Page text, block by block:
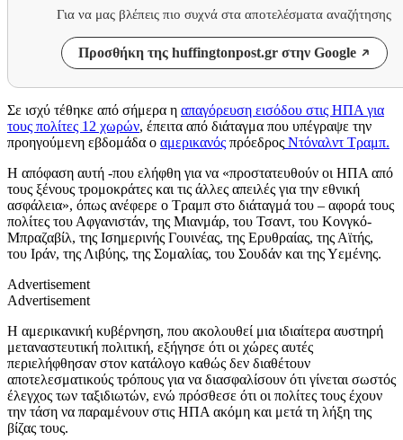
Για να μας βλέπεις πιο συχνά στα αποτελέσματα αναζήτησης
Προσθήκη της huffingtonpost.gr στην Google
Σε ισχύ τέθηκε από σήμερα η απαγόρευση εισόδου στις ΗΠΑ για
τους πολίτες 12 χωρών, έπειτα από διάταγμα που υπέγραψε την
προηγούμενη εβδομάδα ο αμερικανός πρόεδρος Ντόναλντ Τραμπ.
Η απόφαση αυτή -που ελήφθη για να «προστατευθούν οι ΗΠΑ από
τους ξένους τρομοκράτες και τις άλλες απειλές για την εθνική
ασφάλεια», όπως ανέφερε ο Τραμπ στο διάταγμά του – αφορά τους
πολίτες του Αφγανιστάν, της Μιανμάρ, του Τσαντ, του Κονγκό-
Μπραζαβίλ, της Ισημερινής Γουινέας, της Ερυθραίας, της Αϊτής,
του Ιράν, της Λιβύης, της Σομαλίας, του Σουδάν και της Υεμένης.
Advertisement
Advertisement
Η αμερικανική κυβέρνηση, που ακολουθεί μια ιδιαίτερα αυστηρή
μεταναστευτική πολιτική, εξήγησε ότι οι χώρες αυτές
περιελήφθησαν στον κατάλογο καθώς δεν διαθέτουν
αποτελεσματικούς τρόπους για να διασφαλίσουν ότι γίνεται σωστός
έλεγχος των ταξιδιωτών, ενώ πρόσθεσε ότι οι πολίτες τους έχουν
την τάση να παραμένουν στις ΗΠΑ ακόμη και μετά τη λήξη της
βίζας τους.